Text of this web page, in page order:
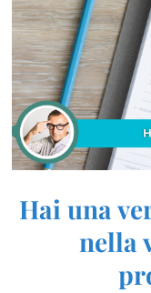
Hai una
nella